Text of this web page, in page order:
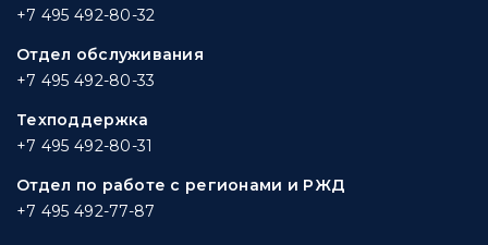
+7 495 492-80-32
Отдел обслуживания
+7 495 492-80-33
Техподдержка
+7 495 492-80-31
Отдел по работе с регионами и РЖД
+7 495 492-77-87